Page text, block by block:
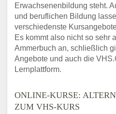
Erwachsenenbildung steht.
und beruflichen Bildung
verschiedenste
Es kommt also nicht so sehr
Ammerbuch an, schließlich
Angebote und auch die
Lernplattform.
ONLINE-KURSE:
ZUM VHS-KURS